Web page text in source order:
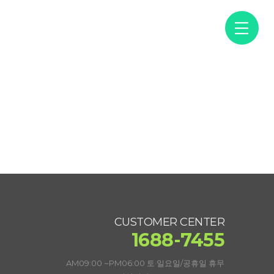
CUSTOMER CENTER
1688-7455
AM09:00 ~PM06:00 토·일요일/공휴일 휴무